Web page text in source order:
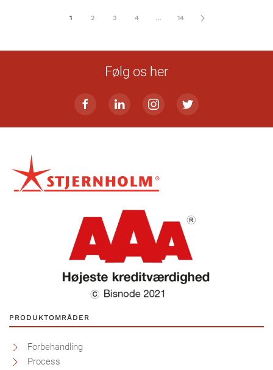
1 2 3 4 … 14
Følg os her
PRODUKTOMRÅDER
Forbehandling
Process